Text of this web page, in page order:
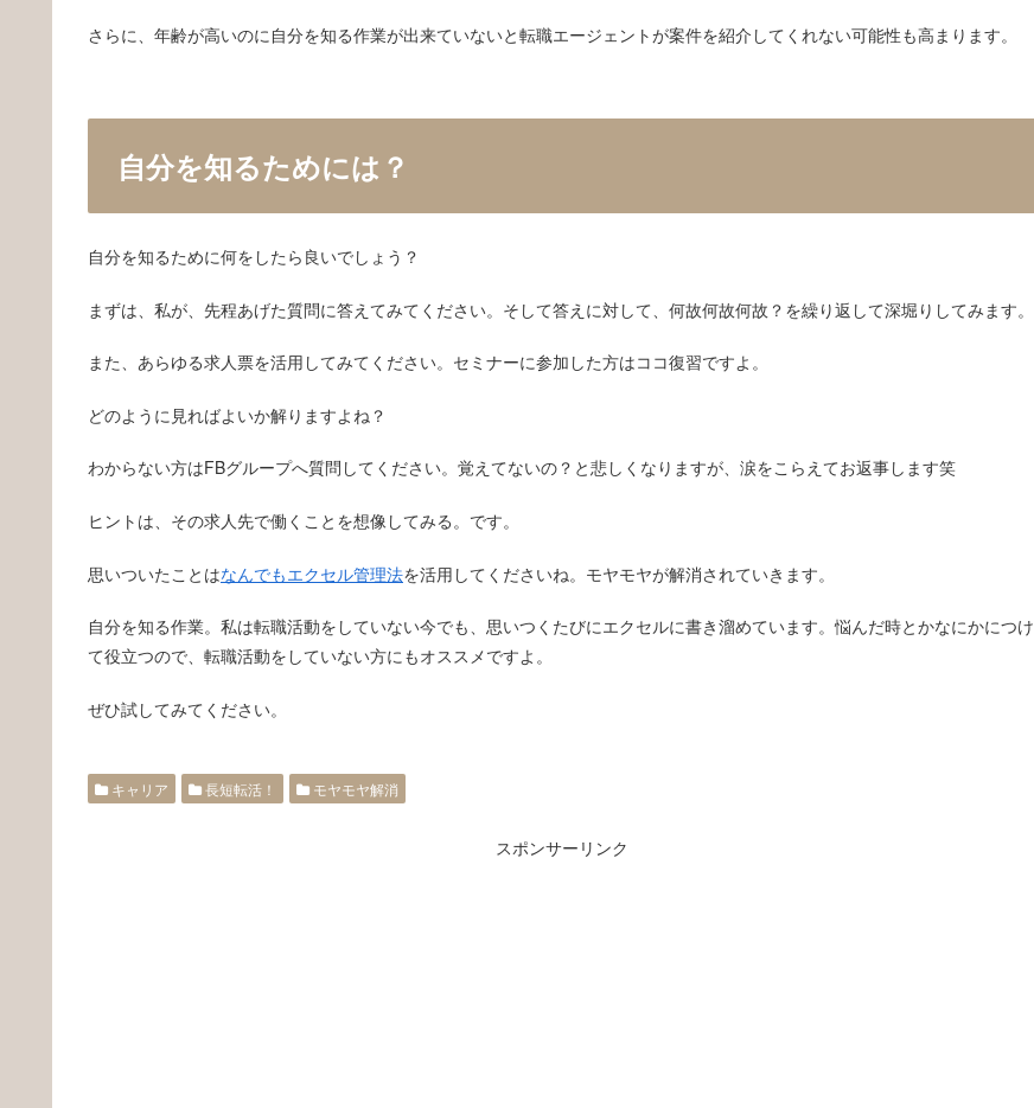
さらに、年齢が高いのに自分を知る作業が出来ていないと転職エージェントが案件を紹介してくれない可能性も高まります。
自分を知るためには？
自分を知るために何をしたら良いでしょう？
まずは、私が、先程あげた質問に答えてみてください。そして答えに対して、何故何故何故？を繰り返して深堀りしてみます。
また、あらゆる求人票を活用してみてください。セミナーに参加した方はココ復習ですよ。
どのように見ればよいか解りますよね？
わからない方はFBグループへ質問してください。覚えてないの？と悲しくなりますが、涙をこらえてお返事します笑
ヒントは、その求人先で働くことを想像してみる。です。
思いついたことはなんでもエクセル管理法を活用してくださいね。モヤモヤが解消されていきます。
自分を知る作業。私は転職活動をしていない今でも、思いつくたびにエクセルに書き溜めています。悩んだ時とかなにかにつけ
て役立つので、転職活動をしていない方にもオススメですよ。
ぜひ試してみてください。
キャリア 長短転活！ モヤモヤ解消
スポンサーリンク